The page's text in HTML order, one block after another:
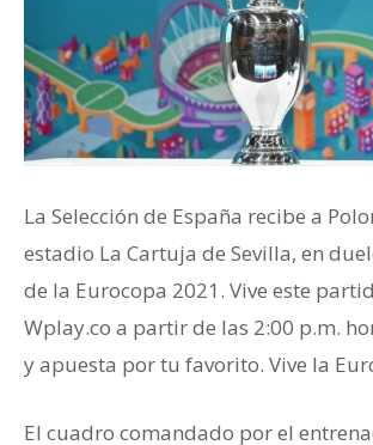
La Selección de España recibe a
estadio La Cartuja de Sevilla, en
de la Eurocopa 2021. Vive este
Wplay.co a partir de las 2:00 p.m.
y apuesta por tu favorito. Vive la
El cuadro comandado por el